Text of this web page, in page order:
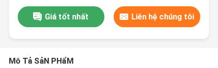
Giá tốt nhất Liên hệ chúng tôi
Mô Tả SảN PHẩM